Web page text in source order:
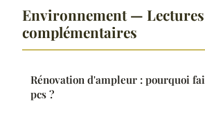
Environnement — Lectures
complémentaires
Rénovation d'ampleur : pourquoi
pcs ?